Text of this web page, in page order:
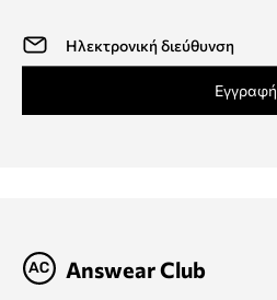
Εγγραφή
Answear Club